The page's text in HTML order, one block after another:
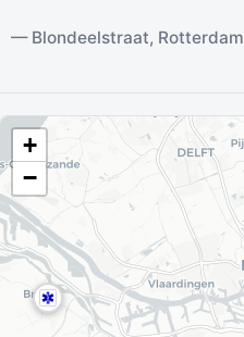
— Blondeelstraat, Rotterdam
+
−